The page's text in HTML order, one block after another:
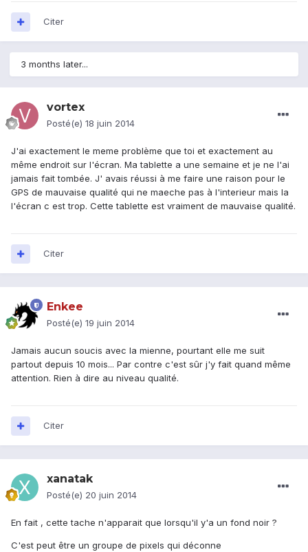
Citer
3 months later...
vortex
Posté(e) 18 juin 2014
J'ai exactement le meme problème que toi et exactement au
même endroit sur l'écran. Ma tablette a une semaine et je ne l'ai
jamais fait tombée. J' avais réussi à me faire une raison pour le
GPS de mauvaise qualité qui ne maeche pas à l'interieur mais la
l'écran c est trop. Cette tablette est vraiment de mauvaise qualité.
Citer
Enkee
Posté(e) 19 juin 2014
Jamais aucun soucis avec la mienne, pourtant elle me suit
partout depuis 10 mois... Par contre c'est sûr j'y fait quand même
attention. Rien à dire au niveau qualité.
Citer
xanatak
Posté(e) 20 juin 2014
En fait , cette tache n'apparait que lorsqu'il y'a un fond noir ?
C'est peut être un groupe de pixels qui déconne